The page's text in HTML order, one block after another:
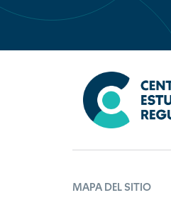
MAPA DEL SITIO